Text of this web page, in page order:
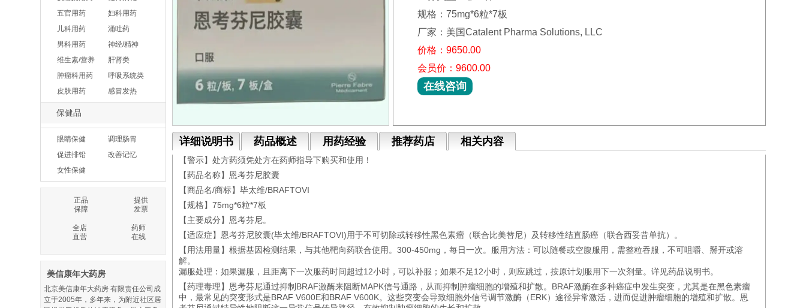
五官用药
妇科用药
儿科用药
涌吐药
男科用药
神经/精神
维生素/营养
肝肾类
肿瘤科用药
呼吸系统类
皮肤用药
感冒发热
保健品
眼睛保健
调理肠胃
促进排铅
改善记忆
女性保健
正品
保障
提供
发票
全店
直营
药师
在线
美信康年大药房
北京美信康年大药房 有限责任公司成
立于2005年，多年来，为附近社区居
规格：75mg*6粒*7板
厂家：美国Catalent Pharma Solutions, LLC
价格：9650.00
会员价：9600.00
在线咨询
详细说明书 药品概述 用药经验 推荐药店 相关内容
【警示】处方药须凭处方在药师指导下购买和使用！
【药品名称】恩考芬尼胶囊
【商品名/商标】毕太维/BRAFTOVI
【规格】75mg*6粒*7板
【主要成分】恩考芬尼。
【适应症】恩考芬尼胶囊(毕太维/BRAFTOVI)用于不可切除或转移性黑色素瘤（联合比美替尼）及转移性结直肠癌（联合西妥昔单抗）。
【用法用量】根据基因检测结果，与其他靶向药联合使用。300-450mg，每日一次。服用方法：可以随餐或空腹服用，需整粒吞服，不可咀嚼、掰开或溶
解。
漏服处理：如果漏服，且距离下一次服药时间超过12小时，可以补服；如果不足12小时，则应跳过，按原计划服用下一次剂量。详见药品说明书。
【药理毒理】‌恩考芬尼通过抑制BRAF激酶来阻断MAPK信号通路，从而抑制肿瘤细胞的增殖和扩散‌。BRAF激酶在多种癌症中发生突变，尤其是在黑色素瘤
中，最常见的突变形式是BRAF V600E和BRAF V600K。这些突变会导致细胞外信号调节激酶（ERK）途径异常激活，进而促进肿瘤细胞的增殖和扩散。恩